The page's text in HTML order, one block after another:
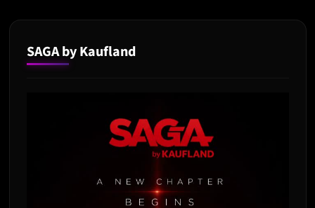
SAGA by Kaufland